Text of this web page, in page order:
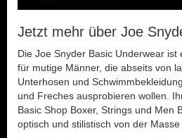
Jetzt mehr über Joe
Die Joe Snyder Basic Underwear ist
für mutige Männer, die abseits von
Unterhosen und
und Freches ausprobieren wollen.
Basic Shop Boxer, Strings und Men
optisch und stilistisch von der Masse